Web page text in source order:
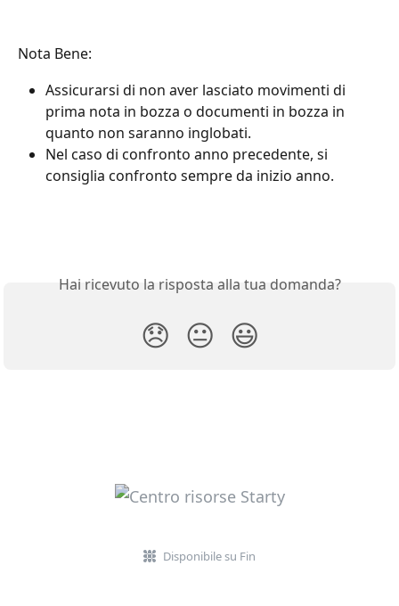
Nota Bene:
Assicurarsi di non aver lasciato movimenti di
prima nota in bozza o documenti in bozza in
quanto non saranno inglobati.
Nel caso di confronto anno precedente, si
consiglia confronto sempre da inizio anno.
Hai ricevuto la risposta alla tua domanda?
😞 😐 😃
Disponibile su Fin